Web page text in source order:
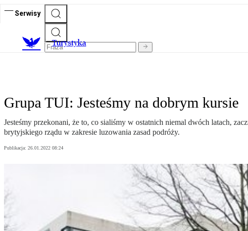
Serwisy
Turystyka
Grupa TUI: Jesteśmy na dobrym kursie
Jesteśmy przekonani, że to, co sialiśmy w ostatnich niemal dwóch latach,
brytyjskiego rządu w zakresie luzowania zasad podróży.
Publikacja: 26.01.2022 08:24